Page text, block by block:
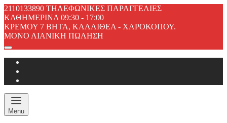
2110133890 ΤΗΛΕΦΩΝΙΚΕΣ ΠΑΡΑΓΓΕΛΙΕΣ
ΚΑΘΗΜΕΡΙΝΑ 09:30 - 17:00
ΚΡΕΜΟΥ 7 ΒΗΤΑ, ΚΑΛΛΙΘΕΑ - ΧΑΡΟΚΟΠΟΥ.
ΜΟΝΟ ΛΙΑΝΙΚΗ ΠΩΛΗΣΗ
Menu